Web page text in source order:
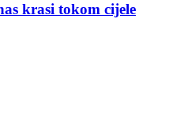
krasi tokom cijele